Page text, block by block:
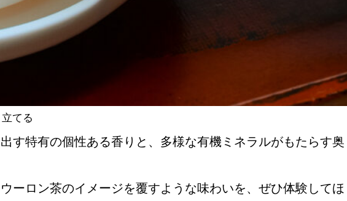
てる
す特有の個性ある香りと、多様な有機ミネラルがもたらす奥
ーロン茶のイメージを覆すような味わいを、ぜひ体験してほ